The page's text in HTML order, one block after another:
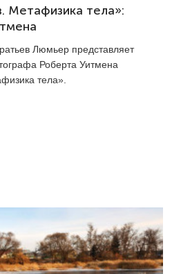
Метафизика тела»:
Люмьер представляет
Роберта Уитмена
тела».